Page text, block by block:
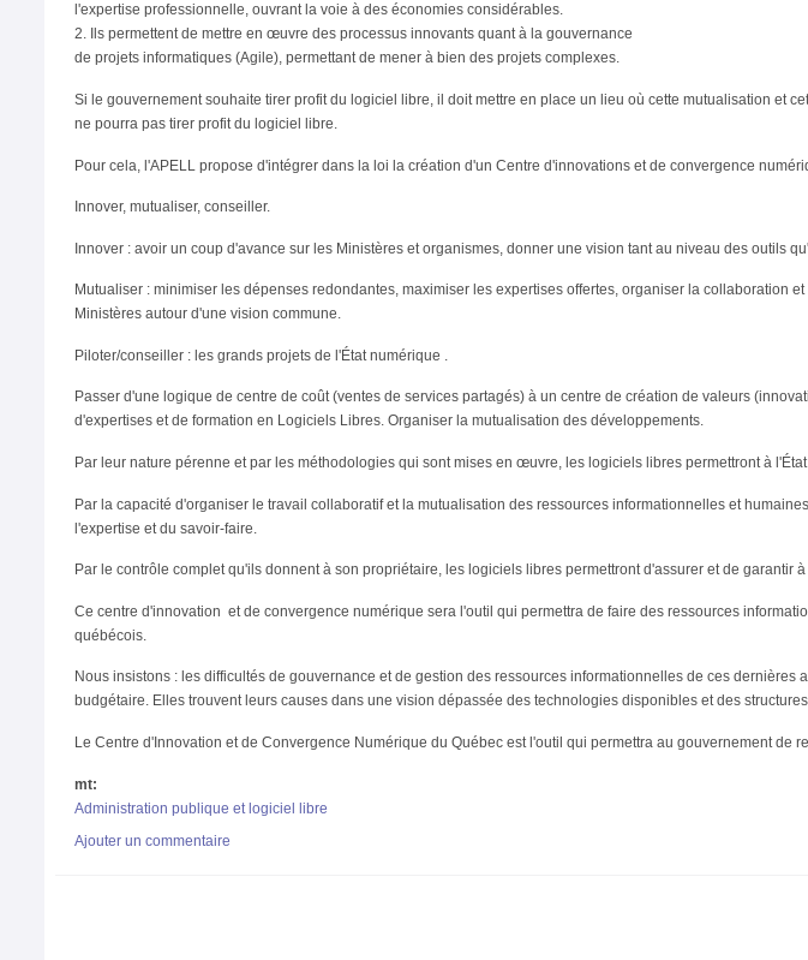
l'expertise professionnelle, ouvrant la voie à des économies considérables.
2. Ils permettent de mettre en œuvre des processus innovants quant à la gouvernance
de projets informatiques (Agile), permettant de mener à bien des projets complexes.
Si le gouvernement souhaite tirer profit du logiciel libre, il doit mettre en place un lieu où cette mutualisation et
ne pourra pas tirer profit du logiciel libre.
Pour cela, l'APELL propose d'intégrer dans la loi la création d'un Centre d'innovations et de convergence
Innover, mutualiser, conseiller.
Innover : avoir un coup d'avance sur les Ministères et organismes, donner une vision tant au niveau des outils
Mutualiser : minimiser les dépenses redondantes, maximiser les expertises offertes, organiser la collaboration
Ministères autour d'une vision commune.
Piloter/conseiller : les grands projets de l'État numérique .
Passer d'une logique de centre de coût (ventes de services partagés) à un centre de création de valeurs
d'expertises et de formation en Logiciels Libres. Organiser la mutualisation des développements.
Par leur nature pérenne et par les méthodologies qui sont mises en œuvre, les logiciels libres permettront à
Par la capacité d'organiser le travail collaboratif et la mutualisation des ressources informationnelles et
l'expertise et du savoir-faire.
Par le contrôle complet qu'ils donnent à son propriétaire, les logiciels libres permettront d'assurer et de garantir
Ce centre d'innovation et de convergence numérique sera l'outil qui permettra de faire des ressources
québécois.
Nous insistons : les difficultés de gouvernance et de gestion des ressources informationnelles de ces
budgétaire. Elles trouvent leurs causes dans une vision dépassée des technologies disponibles et des
Le Centre d'Innovation et de Convergence Numérique du Québec est l'outil qui permettra au gouvernement de
mt:
Administration publique et logiciel libre
Ajouter un commentaire